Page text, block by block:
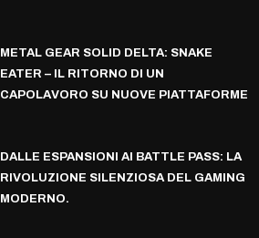
METAL GEAR SOLID DELTA: SNAKE
EATER – IL RITORNO DI UN
CAPOLAVORO SU NUOVE PIATTAFORME
DALLE ESPANSIONI AI BATTLE PASS: LA
RIVOLUZIONE SILENZIOSA DEL GAMING
MODERNO.